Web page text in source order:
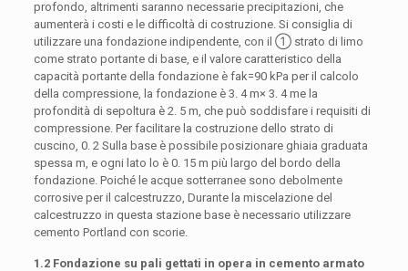
profondo, altrimenti saranno necessarie precipitazioni, che
aumenterà i costi e le difficoltà di costruzione. Si consiglia di
utilizzare una fondazione indipendente, con il ① strato di limo
come strato portante di base, e il valore caratteristico della
capacità portante della fondazione è fak=90 kPa per il calcolo
della compressione, la fondazione è 3. 4 m× 3. 4 me la
profondità di sepoltura è 2. 5 m, che può soddisfare i requisiti di
compressione. Per facilitare la costruzione dello strato di
cuscino, 0. 2 Sulla base è possibile posizionare ghiaia graduata
spessa m, e ogni lato lo è 0. 15 m più largo del bordo della
fondazione. Poiché le acque sotterranee sono debolmente
corrosive per il calcestruzzo, Durante la miscelazione del
calcestruzzo in questa stazione base è necessario utilizzare
cemento Portland con scorie.
1.2 Fondazione su pali gettati in opera in cemento armato